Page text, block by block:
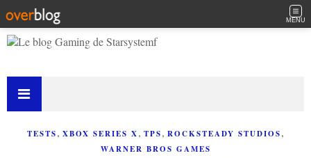
MENU
TESTS, XBOX SERIES X, TPS, ROCKSTEADY STUDIOS,
WARNER BROS GAMES